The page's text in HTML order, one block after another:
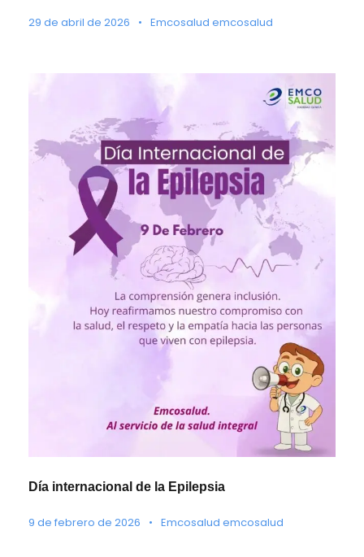
29 de abril de 2026 • Emcosalud emcosalud
Día internacional de la Epilepsia
9 de febrero de 2026 • Emcosalud emcosalud